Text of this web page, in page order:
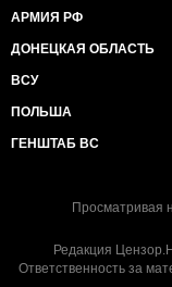
АРМИЯ РФ
ДОНЕЦКАЯ ОБЛАСТЬ
ВСУ
ПОЛЬША
ГЕНШТАБ ВС
Просматривая
Редакция
Ответственность за